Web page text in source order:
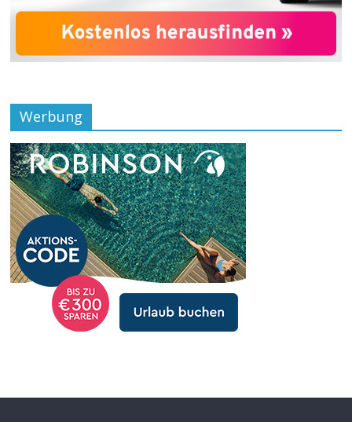
Werbung